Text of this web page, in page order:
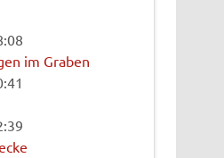
im Graben